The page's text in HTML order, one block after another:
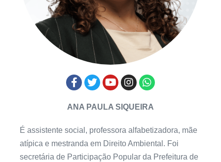
ANA PAULA SIQUEIRA
É assistente social, professora alfabetizadora, mãe
atípica e mestranda em Direito Ambiental. Foi
secretária de Participação Popular da Prefeitura de